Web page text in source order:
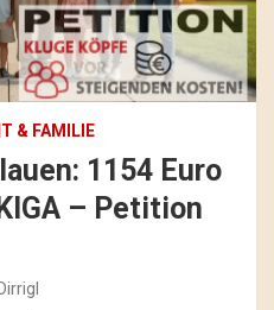
& FAMILIE
1154 Euro
– Petition